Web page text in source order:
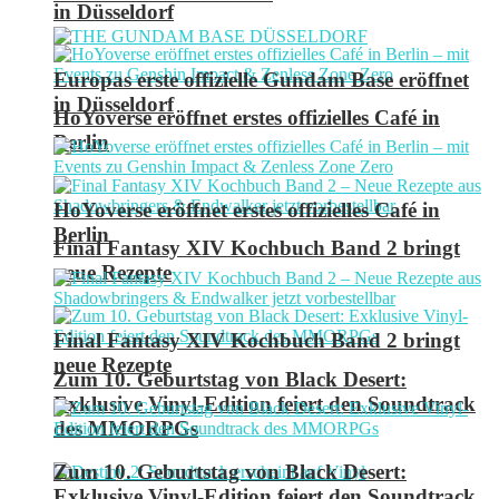
in Düsseldorf
HoYoverse eröffnet erstes offizielles Café in
Berlin
Final Fantasy XIV Kochbuch Band 2 bringt
neue Rezepte
Zum 10. Geburtstag von Black Desert:
Exklusive Vinyl-Edition feiert den Soundtrack
des MMORPGs
Europas erste offizielle Gundam Base eröffnet
in Düsseldorf
HoYoverse eröffnet erstes offizielles Café in
Berlin
Final Fantasy XIV Kochbuch Band 2 bringt
neue Rezepte
Zum 10. Geburtstag von Black Desert: